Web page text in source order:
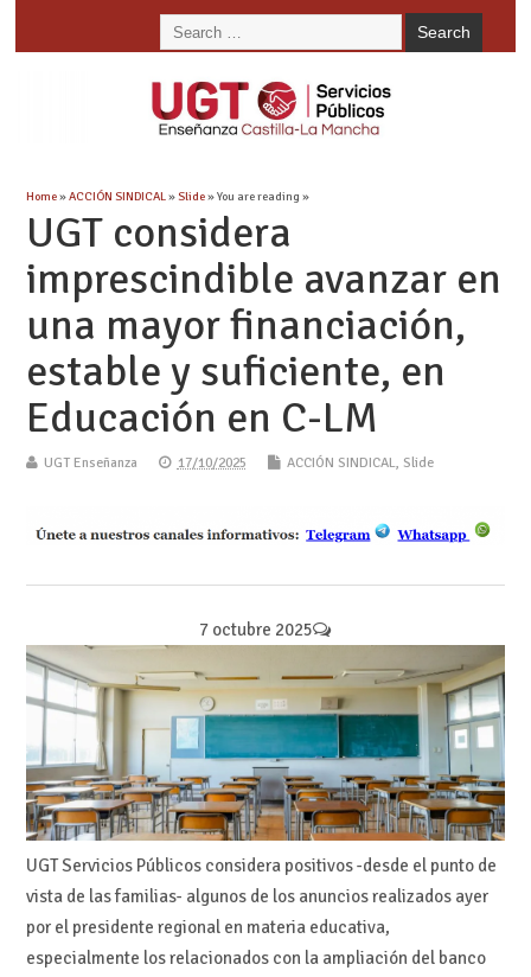
Home»ACCIÓN SINDICAL»Slide» You are reading »
UGT considera
imprescindible avanzar en
una mayor financiación,
estable y suficiente, en
Educación en C-LM
UGT Enseñanza 17/10/2025 ACCIÓN SINDICAL, Slide
7 octubre 2025
UGT Servicios Públicos considera positivos -desde el punto de
vista de las familias- algunos de los anuncios realizados ayer
por el presidente regional en materia educativa,
especialmente los relacionados con la ampliación del banco